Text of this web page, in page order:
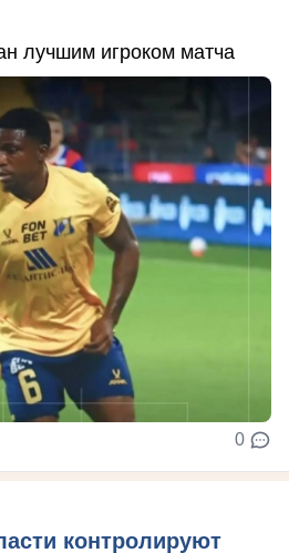
лучшим игроком матча
0
контролируют